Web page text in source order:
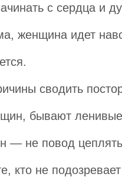
с сердца и
женщина идет
сводить
бывают
— не повод
кто не